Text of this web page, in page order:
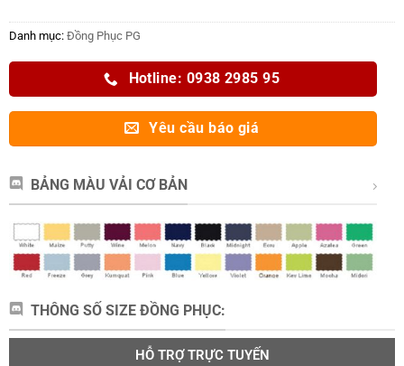
Danh mục: Đồng Phục PG
Hotline: 0938 2985 95
Yêu cầu báo giá
BẢNG MÀU VẢI CƠ BẢN
THÔNG SỐ SIZE ĐỒNG PHỤC:
HỖ TRỢ TRỰC TUYẾN